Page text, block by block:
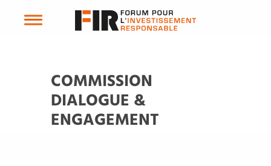
COMMISSION
DIALOGUE &
ENGAGEMENT